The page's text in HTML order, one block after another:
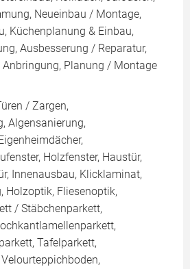
Neueinbau / Montage,
Küchenplanung & Einbau,
Ausbesserung / Reparatur,
Planung / Montage
/ Zargen,
Algensanierung,
Holzfenster, Haustür,
Innenausbau, Klicklaminat,
Holzoptik, Fliesenoptik,
/ Stäbchenparkett,
Tafelparkett,